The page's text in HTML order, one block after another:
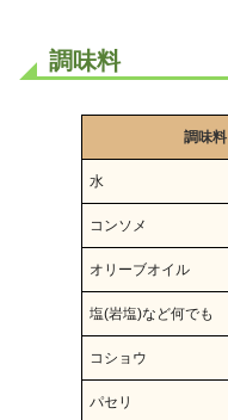
調味料
調味料
水
コンソメ
オリーブオイル
塩(岩塩)など何でも
コショウ
パセリ